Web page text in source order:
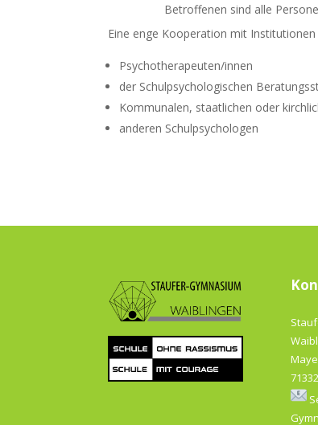
Betroffenen sind alle
Eine enge Kooperation mit
Psychotherapeuten/innen
der Schulpsychologischen
Kommunalen, staatlichen oder
anderen Schulpsychologen